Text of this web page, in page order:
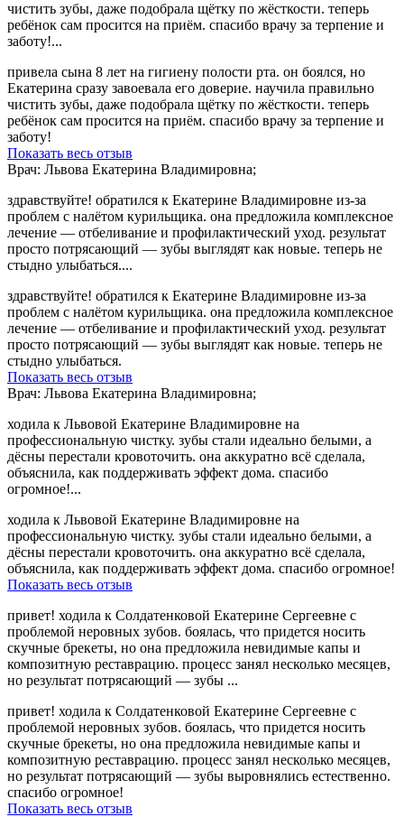
чистить зубы, даже подобрала щётку по жёсткости. теперь
ребёнок сам просится на приём. спасибо врачу за терпение и
заботу!...
привела сына 8 лет на гигиену полости рта. он боялся, но
Екатерина сразу завоевала его доверие. научила правильно
чистить зубы, даже подобрала щётку по жёсткости. теперь
ребёнок сам просится на приём. спасибо врачу за терпение и
заботу!
Показать весь отзыв
Врач: Львова Екатерина Владимировна;
здравствуйте! обратился к Екатерине Владимировне из-за
проблем с налётом курильщика. она предложила комплексное
лечение — отбеливание и профилактический уход. результат
просто потрясающий — зубы выглядят как новые. теперь не
стыдно улыбаться....
здравствуйте! обратился к Екатерине Владимировне из-за
проблем с налётом курильщика. она предложила комплексное
лечение — отбеливание и профилактический уход. результат
просто потрясающий — зубы выглядят как новые. теперь не
стыдно улыбаться.
Показать весь отзыв
Врач: Львова Екатерина Владимировна;
ходила к Львовой Екатерине Владимировне на
профессиональную чистку. зубы стали идеально белыми, а
дёсны перестали кровоточить. она аккуратно всё сделала,
объяснила, как поддерживать эффект дома. спасибо
огромное!...
ходила к Львовой Екатерине Владимировне на
профессиональную чистку. зубы стали идеально белыми, а
дёсны перестали кровоточить. она аккуратно всё сделала,
объяснила, как поддерживать эффект дома. спасибо огромное!
Показать весь отзыв
привет! ходила к Солдатенковой Екатерине Сергеевне с
проблемой неровных зубов. боялась, что придется носить
скучные брекеты, но она предложила невидимые капы и
композитную реставрацию. процесс занял несколько месяцев,
но результат потрясающий — зубы ...
привет! ходила к Солдатенковой Екатерине Сергеевне с
проблемой неровных зубов. боялась, что придется носить
скучные брекеты, но она предложила невидимые капы и
композитную реставрацию. процесс занял несколько месяцев,
но результат потрясающий — зубы выровнялись естественно.
спасибо огромное!
Показать весь отзыв